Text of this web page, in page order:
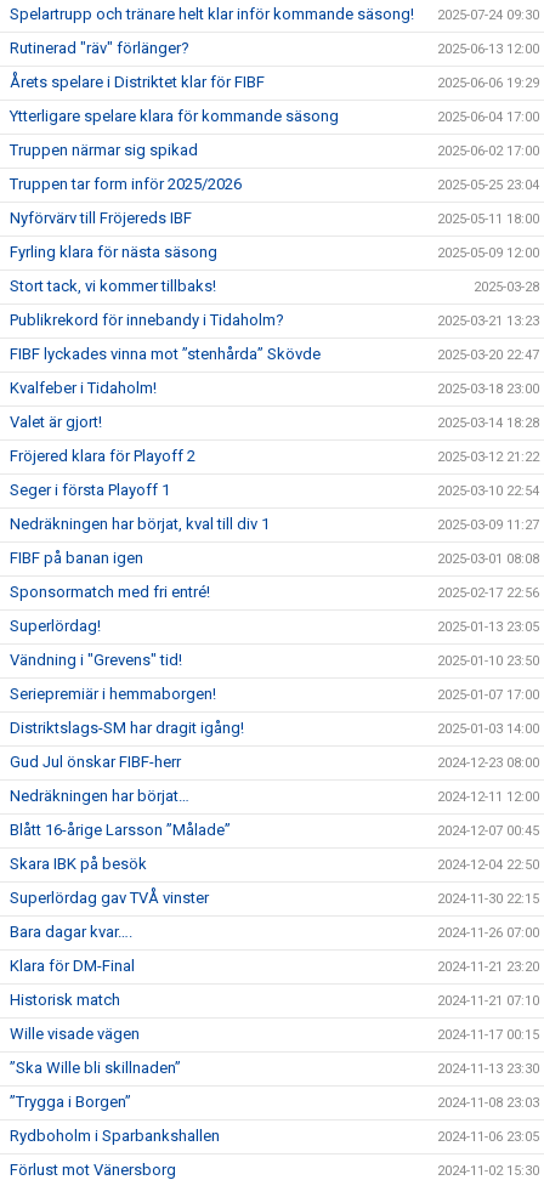
Spelartrupp och tränare helt klar inför kommande säsong! 2025-07-24 09:30
Rutinerad "räv" förlänger? 2025-06-13 12:00
Årets spelare i Distriktet klar för FIBF 2025-06-06 19:29
Ytterligare spelare klara för kommande säsong 2025-06-04 17:00
Truppen närmar sig spikad 2025-06-02 17:00
Truppen tar form inför 2025/2026 2025-05-25 23:04
Nyförvärv till Fröjereds IBF 2025-05-11 18:00
Fyrling klara för nästa säsong 2025-05-09 12:00
Stort tack, vi kommer tillbaks! 2025-03-28
Publikrekord för innebandy i Tidaholm? 2025-03-21 13:23
FIBF lyckades vinna mot ”stenhårda” Skövde 2025-03-20 22:47
Kvalfeber i Tidaholm! 2025-03-18 23:00
Valet är gjort! 2025-03-14 18:28
Fröjered klara för Playoff 2 2025-03-12 21:22
Seger i första Playoff 1 2025-03-10 22:54
Nedräkningen har börjat, kval till div 1 2025-03-09 11:27
FIBF på banan igen 2025-03-01 08:08
Sponsormatch med fri entré! 2025-02-17 22:56
Superlördag! 2025-01-13 23:05
Vändning i "Grevens" tid! 2025-01-10 23:50
Seriepremiär i hemmaborgen! 2025-01-07 17:00
Distriktslags-SM har dragit igång! 2025-01-03 14:00
Gud Jul önskar FIBF-herr 2024-12-23 08:00
Nedräkningen har börjat… 2024-12-11 12:00
Blått 16-årige Larsson ”Målade” 2024-12-07 00:45
Skara IBK på besök 2024-12-04 22:50
Superlördag gav TVÅ vinster 2024-11-30 22:15
Bara dagar kvar…. 2024-11-26 07:00
Klara för DM-Final 2024-11-21 23:20
Historisk match 2024-11-21 07:10
Wille visade vägen 2024-11-17 00:15
”Ska Wille bli skillnaden” 2024-11-13 23:30
”Trygga i Borgen” 2024-11-08 23:03
Rydboholm i Sparbankshallen 2024-11-06 23:05
Förlust mot Vänersborg 2024-11-02 15:30